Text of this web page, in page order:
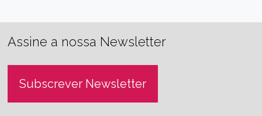
Assine a nossa Newsletter
Subscrever Newsletter